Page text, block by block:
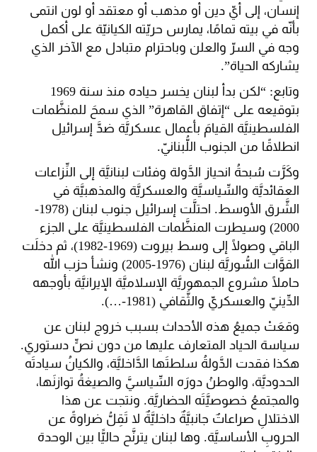
إنسان، إلى أيّ دين أو مذهب أو معتقد أو لون انتمى
بأنّه في بيته تمامًا، يمارس حريّته الكيانيّة على أكمل
وجه في السرّ والعلن وباحترام متبادل مع الآخر الذي
يشاركه الحياة”.
وتابع: “لكن بدأ لبنان يخسر حياده منذ سنة 1969
بتوقيعه على “إتفاق القاهرة” الذي سمحَ للمنظَّمات
الفلسطينيَّة القيامَ بأعمال عسكريَّة ضدَّ إسرائيل
انطلاقًا من الجنوب اللُّبنانيّ.
وكَرَّت سُبحةُ انحياز الدَّولة وفئات لبنانيَّة إلى النِّزاعات
العقائديَّة والسِّياسيَّة والعسكريَّة والمذهبيَّة في
الشَّرق الأوسط. احتلَّت إسرائيل جنوب لبنان (1978-
2000) وسيطرت المنظَّمات الفلسطينيَّة على الجزء
الباقي وصولًا إلى وسط بيروت (1969-1982)، ثم دخلَت
القوَّات السُّوريَّة لبنان (1976-2005) ونشأ حزب الله
حاملًا مشروع الجمهوريَّة الإسلاميَّة الإيرانيَّة بأوجهه
الدِّينيّ والعسكريّ والثَّقافي (1981-…).
وقعَتْ جميعُ هذه الأحداث بسبب خروج لبنان عن
سياسة الحياد المتعارف عليها من دون نصٍّ دستوري.
هكذا فقدت الدَّولةُ سلطتَها الدَّاخليَّة، والكيانُ سيادتَه
الحدوديَّة، والوطنُ دورَه السِّياسيَّ والصيغةُ توازنَها،
والمجتمعُ خصوصيَّتَه الحضاريَّة. ونتجت عن هذا
الاختلالِ صراعاتٌ جانبيَّةٌ داخليَّةٌ لا تَقِلُّ ضراوةً عن
الحروبِ الأساسيَّة. وها لبنان يترنَّح حاليًّا بين الوحدة